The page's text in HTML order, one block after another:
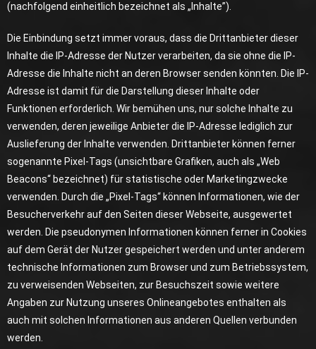
(nachfolgend einheitlich bezeichnet als „Inhalte”).
Die Einbindung setzt immer voraus, dass die Drittanbieter dieser
Inhalte die IP-Adresse der Nutzer verarbeiten, da sie ohne die IP-
Adresse die Inhalte nicht an deren Browser senden könnten. Die IP-
Adresse ist damit für die Darstellung dieser Inhalte oder
Funktionen erforderlich. Wir bemühen uns, nur solche Inhalte zu
verwenden, deren jeweilige Anbieter die IP-Adresse lediglich zur
Auslieferung der Inhalte verwenden. Drittanbieter können ferner
sogenannte Pixel-Tags (unsichtbare Grafiken, auch als „Web
Beacons“ bezeichnet) für statistische oder Marketingzwecke
verwenden. Durch die „Pixel-Tags“ können Informationen, wie der
Besucherverkehr auf den Seiten dieser Webseite, ausgewertet
werden. Die pseudonymen Informationen können ferner in Cookies
auf dem Gerät der Nutzer gespeichert werden und unter anderem
technische Informationen zum Browser und zum Betriebssystem,
zu verweisenden Webseiten, zur Besuchszeit sowie weitere
Angaben zur Nutzung unseres Onlineangebotes enthalten als
auch mit solchen Informationen aus anderen Quellen verbunden
werden.